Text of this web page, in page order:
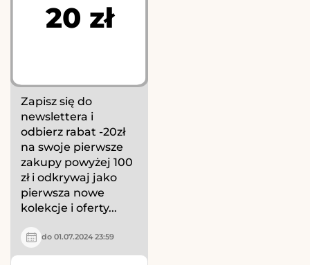
20 zł
Zapisz się do
newslettera i
odbierz rabat -20zł
na swoje pierwsze
zakupy powyżej 100
zł i odkrywaj jako
pierwsza nowe
kolekcje i oferty...
do 01.07.2024 23:59